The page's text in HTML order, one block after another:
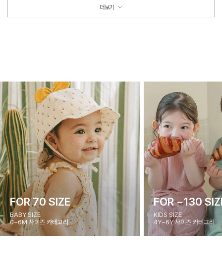
더보기
FOR 70 SIZE
BABY SIZE
0~6M 사이즈 카테고리
FOR ~130
KIDS SIZE
4Y~6Y 사이즈 카테고리